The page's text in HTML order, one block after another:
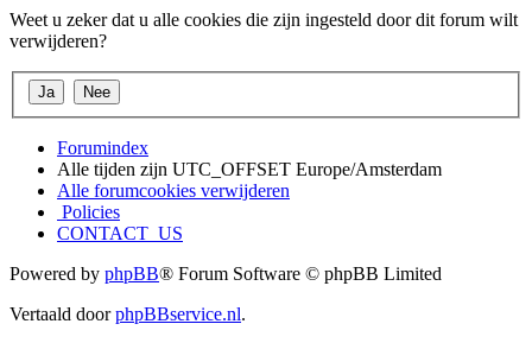
Weet u zeker dat u alle cookies die zijn ingesteld door dit forum wilt
verwijderen?
Forumindex
Alle tijden zijn UTC_OFFSET Europe/Amsterdam
Alle forumcookies verwijderen
Policies
CONTACT_US
Powered by phpBB® Forum Software © phpBB Limited
Vertaald doorphpBBservice.nl.